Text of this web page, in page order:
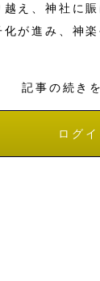
え、神社に賑
化が進み、神
記事の続き
ログイ